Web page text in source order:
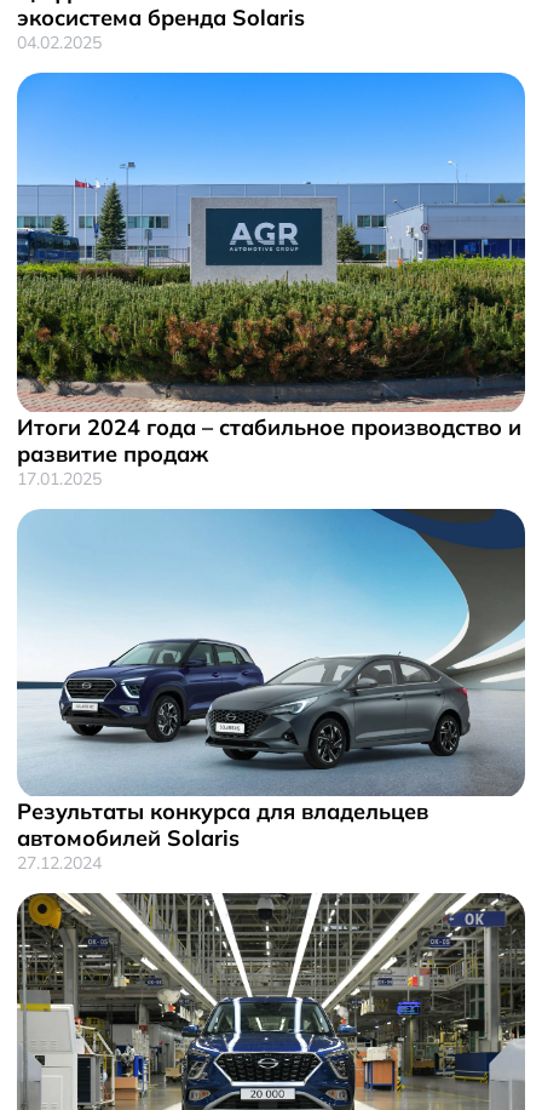
экосистема бренда Solaris
04.02.2025
Итоги 2024 года – стабильное производство и
развитие продаж
17.01.2025
Результаты конкурса для владельцев
автомобилей Solaris
27.12.2024